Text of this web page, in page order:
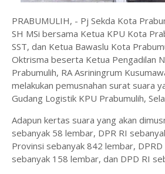
PRABUMULIH, - Pj Sekda Kota
SH MSi bersama Ketua KPU Kota
SST, dan Ketua Bawaslu Kota
Oktrisma beserta Ketua Pengadilan
Prabumulih, RA Asriningrum
melakukan pemusnahan surat suara
Gudang Logistik KPU Prabumulih,
Adapun kertas suara yang akan
sebanyak 58 lembar, DPR RI
Provinsi sebanyak 842 lembar,
sebanyak 158 lembar, dan DPD RI